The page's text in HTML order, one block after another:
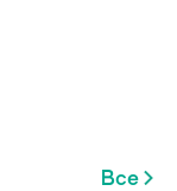
Все